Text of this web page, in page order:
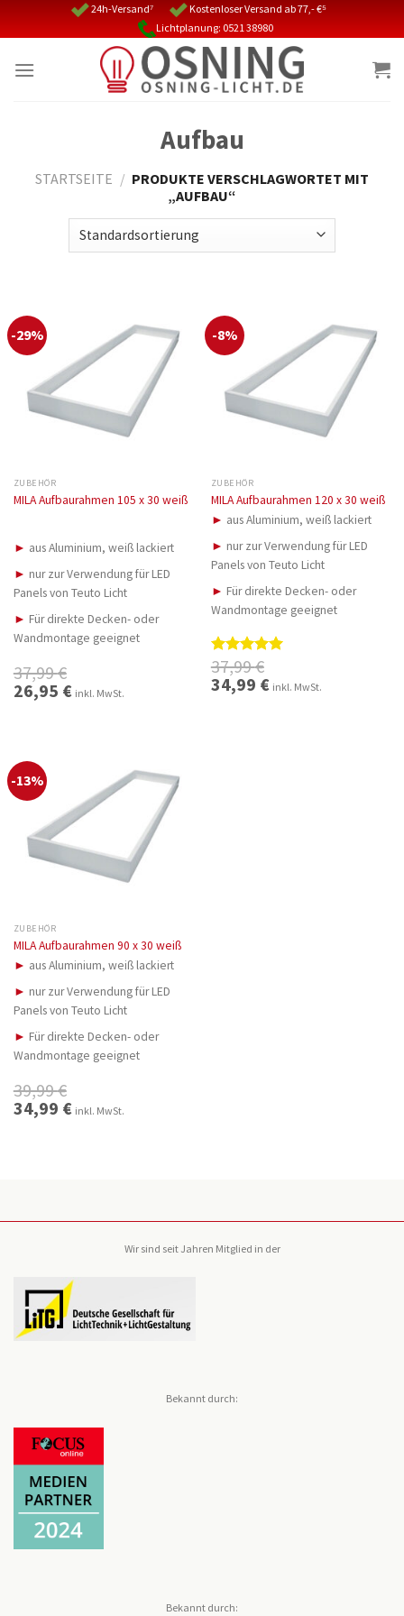
24h-Versand⁷
Kostenloser Versand ab 77,- €⁵
Lichtplanung: 0521 38980
Aufbau
STARTSEITE / PRODUKTE VERSCHLAGWORTET MIT
„AUFBAU“
-29%
ZUBEHÖR
MILA Aufbaurahmen 105 x 30 weiß
► aus Aluminium, weiß lackiert
► nur zur Verwendung für LED
Panels von Teuto Licht
► Für direkte Decken- oder
Wandmontage geeignet
37,99€
Ursprünglicher
Preis
26,95 €Aktueller
Preis
inkl. MwSt.
-8%
ZUBEHÖR
MILA Aufbaurahmen 120 x 30 weiß
► aus Aluminium, weiß lackiert
► nur zur Verwendung für LED
Panels von Teuto Licht
► Für direkte Decken- oder
Wandmontage geeignet
Bewertet
mit 5.00
von 5
37,99€
Ursprünglicher
Preis
34,99 €Aktueller
Preis
inkl. MwSt.
-13%
ZUBEHÖR
MILA Aufbaurahmen 90 x 30 weiß
► aus Aluminium, weiß lackiert
► nur zur Verwendung für LED
Panels von Teuto Licht
► Für direkte Decken- oder
Wandmontage geeignet
39,99€
Ursprünglicher
Preis
34,99 €Aktueller
Preis
inkl. MwSt.
Wir sind seit Jahren Mitglied in der
Bekannt durch:
Bekannt durch: